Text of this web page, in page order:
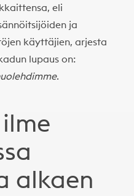
eli
ja
käyttäjien, arjesta
lupaus on:
.
alkaen